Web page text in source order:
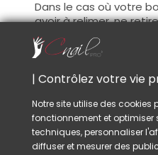
Dans le cas où votre
avoir à relimer, ne
cohésion car elle est
les différentes couches
La couleur pleine (sur
n'ont pas eu besoin de
la couche de
La French s'applique
| Contrôlez votre vie
Notre site utilise des cookies
fonctionnement et optimiser
techniques, personnaliser
diffuser et mesurer des